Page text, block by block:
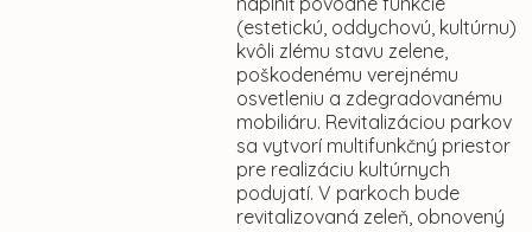
(estetickú, oddychovú, kultúrnu)
kvôli zlému stavu zelene,
poškodenému verejnému
osvetleniu a zdegradovanému
mobiliáru. Revitalizáciou parkov
sa vytvorí multifunkčný priestor
pre realizáciu kultúrnych
podujatí. V parkoch bude
revitalizovaná zeleň, obnovený